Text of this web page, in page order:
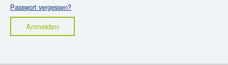
Passwort vergessen?